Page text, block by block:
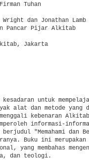
Tuhan
dan Jonathan Lamb
Pancar Pijar Alkitab
Jakarta
untuk
alat dan metode yang
menggali kebenaran
informasi-
"Memahami dan
Buku ini
yang membahas
dan teologi.